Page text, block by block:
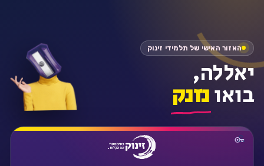
האזור האישי של תלמידי זינוק
יאללה,
בואונזנק